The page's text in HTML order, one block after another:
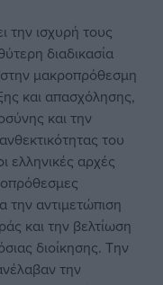
την ισχυρή τους
διαδικασία
μακροπρόθεσμη
και απασχόλησης,
και την
του
ελληνικές αρχές
την αντιμετώπιση
και την βελτίωση
διοίκησης. Την
την